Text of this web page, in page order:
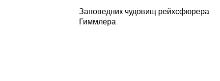
Заповедник чудовищ рейхсфюрера
Гиммлера